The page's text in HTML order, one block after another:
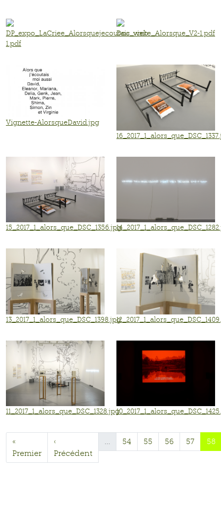
DP_expo_LaCriee_Alorsquejecoutais_web-
1.pdf
Doc_visite_Alorsque_V2-1.pdf
Vignette-AlorsqueDavid.jpg
15_2017_1_alors_que_DSC_1356.jpg
13_2017_1_alors_que_DSC_1398.jpg
11_2017_1_alors_que_DSC_1328.jpg
«
Premier
‹
Précédent
… 54 55 56 57 58